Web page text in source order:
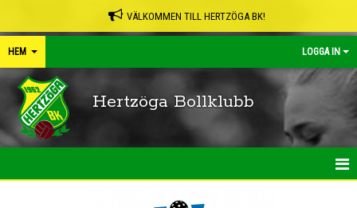
VÄLKOMMEN TILL HERTZÖGA BK!
HEM LOGGA IN
Hertzöga Bollklubb